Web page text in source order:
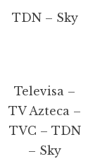
TDN – Sky
Televisa –
TV Azteca –
TVC – TDN
– Sky